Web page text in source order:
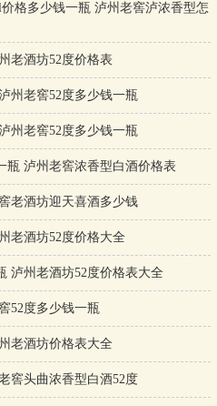
格多少钱一瓶 泸州老窖泸浓香型怎
老酒坊52度价格表
州老窖52度多少钱一瓶
州老窖52度多少钱一瓶
瓶 泸州老窖浓香型白酒价格表
老酒坊迎天喜酒多少钱
老酒坊52度价格大全
泸州老酒坊52度价格表大全
52度多少钱一瓶
老酒坊价格表大全
窖头曲浓香型白酒52度